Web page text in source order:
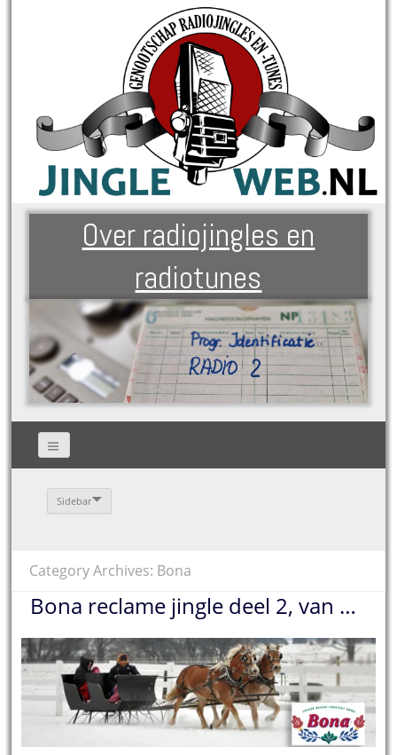
Over radiojingles en
radiotunes
Sidebar
Category Archives: Bona
Bona reclame jingle deel 2, van …